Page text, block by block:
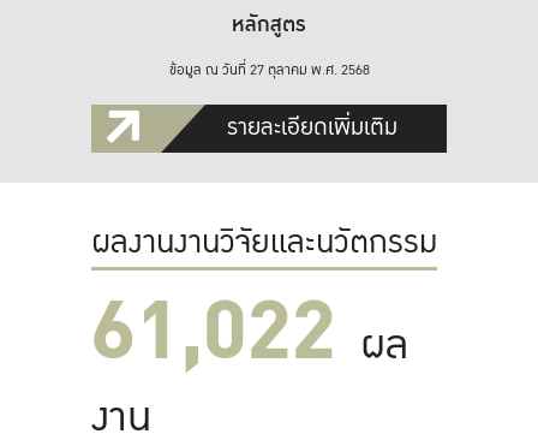
หลักสูตร
ข้อมูล ณ วันที่ 27 ตุลาคม พ.ศ. 2568
รายละเอียดเพิ่มเติม
ผลงานงานวิจัยและนวัตกรรม
61,022 ผล
งาน